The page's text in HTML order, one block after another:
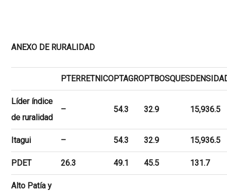
ANEXO DE RURALIDAD
PTERRETNICOPTAGROPTBOSQUES
Líder índice
de ruralidad
– 54.3 32.9 15,936.5
Itagui – 54.3 32.9 15,936.5
PDET 26.3 49.1 45.5 131.7
Alto Patía y